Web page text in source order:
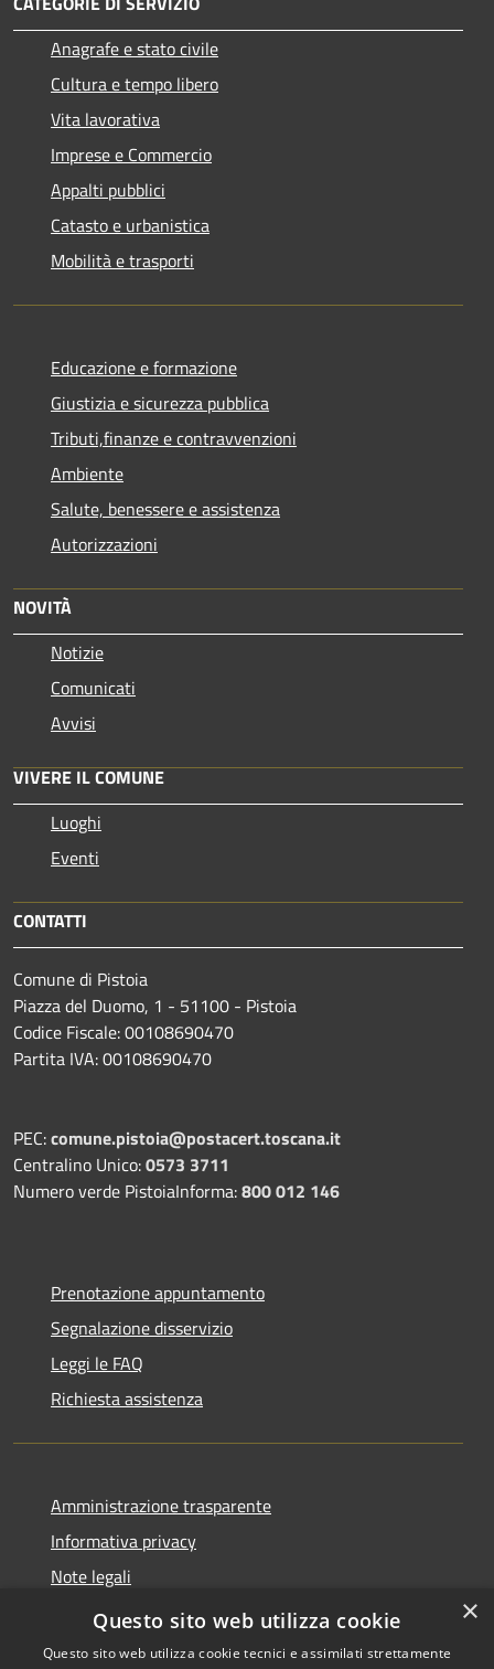
Anagrafe e stato civile
Cultura e tempo libero
Vita lavorativa
Imprese e Commercio
Appalti pubblici
Catasto e urbanistica
Mobilità e trasporti
Educazione e formazione
Giustizia e sicurezza pubblica
Tributi,finanze e contravvenzioni
Ambiente
Salute, benessere e assistenza
Autorizzazioni
NOVITÀ
Notizie
Comunicati
Avvisi
VIVERE IL COMUNE
Luoghi
Eventi
CONTATTI
Comune di Pistoia
Piazza del Duomo, 1 - 51100 - Pistoia
Codice Fiscale: 00108690470
Partita IVA: 00108690470
PEC:comune.pistoia@postacert.toscana.it
Centralino Unico:0573 3711
Numero verde PistoiaInforma:800 012 146
Prenotazione appuntamento
Segnalazione disservizio
Leggi le FAQ
Richiesta assistenza
Amministrazione trasparente
Informativa privacy
Note legali
Dichiarazione di accessibilità
×
Questo sito web utilizza cookie
Questo sito web utilizza cookie tecnici e assimilati strettamente